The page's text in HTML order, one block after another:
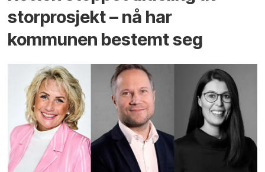
storprosjekt – nå har
kommunen bestemt seg